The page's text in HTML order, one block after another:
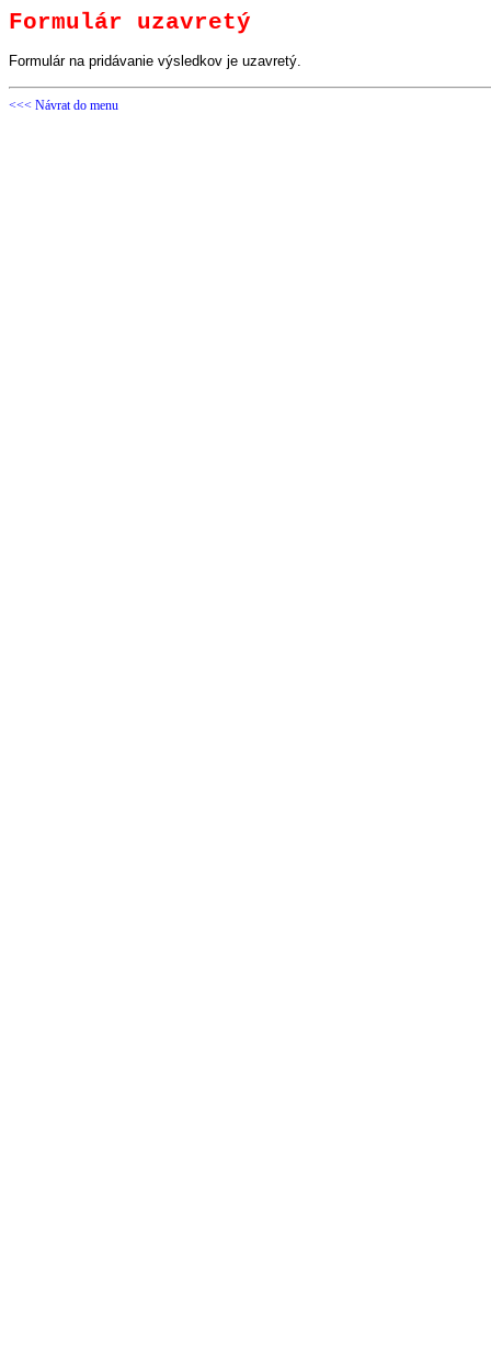
Formulár uzavretý
Formulár na pridávanie výsledkov je uzavretý.
<<< Návrat do menu